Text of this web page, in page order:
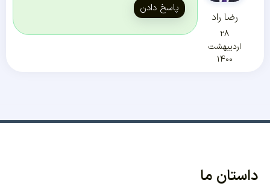
رضا راد
۲۸
اردیبهشت
۱۴۰۰
پاسخ دادن
داستان ما